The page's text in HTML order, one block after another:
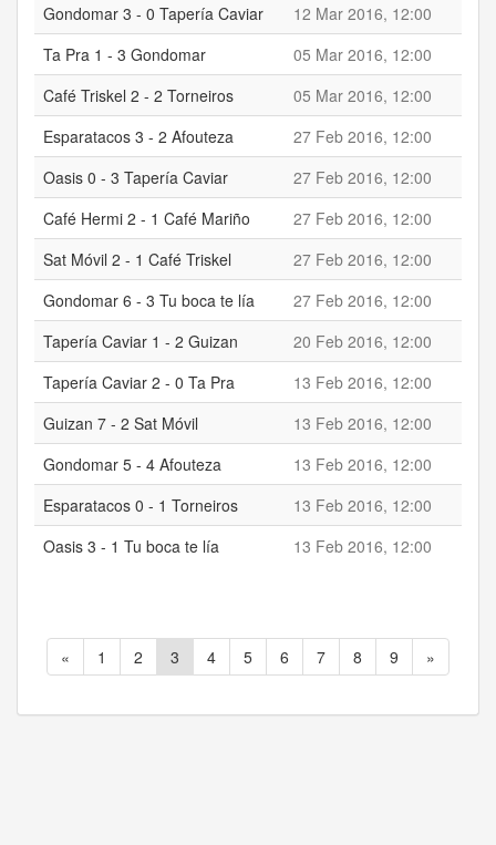
Gondomar 3 - 0 Tapería Caviar
12 Mar 2016, 12:00
Ta Pra 1 - 3 Gondomar
05 Mar 2016, 12:00
Café Triskel 2 - 2 Torneiros
05 Mar 2016, 12:00
Esparatacos 3 - 2 Afouteza
27 Feb 2016, 12:00
Oasis 0 - 3 Tapería Caviar
27 Feb 2016, 12:00
Café Hermi 2 - 1 Café Mariño
27 Feb 2016, 12:00
Sat Móvil 2 - 1 Café Triskel
27 Feb 2016, 12:00
Gondomar 6 - 3 Tu boca te lía
27 Feb 2016, 12:00
Tapería Caviar 1 - 2 Guizan
20 Feb 2016, 12:00
Tapería Caviar 2 - 0 Ta Pra
13 Feb 2016, 12:00
Guizan 7 - 2 Sat Móvil
13 Feb 2016, 12:00
Gondomar 5 - 4 Afouteza
13 Feb 2016, 12:00
Esparatacos 0 - 1 Torneiros
13 Feb 2016, 12:00
Oasis 3 - 1 Tu boca te lía
13 Feb 2016, 12:00
« 1 2 3 4 5 6 7 8 9 »